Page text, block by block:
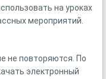
на уроках
мероприятий.
не повторяются. По
электронный